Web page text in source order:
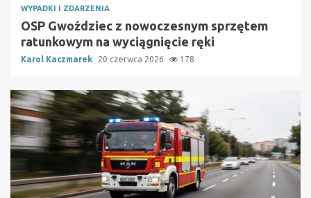
WYPADKI I ZDARZENIA
OSP Gwoździec z nowoczesnym sprzętem
ratunkowym na wyciągnięcie ręki
Karol Kaczmarek 20 czerwca 2026 178